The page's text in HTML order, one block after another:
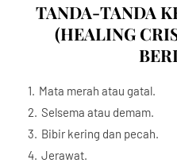
TANDA-TANDA
(HEALING
Mata merah atau gatal.
Selsema atau demam.
Bibir kering dan pecah.
Jerawat.